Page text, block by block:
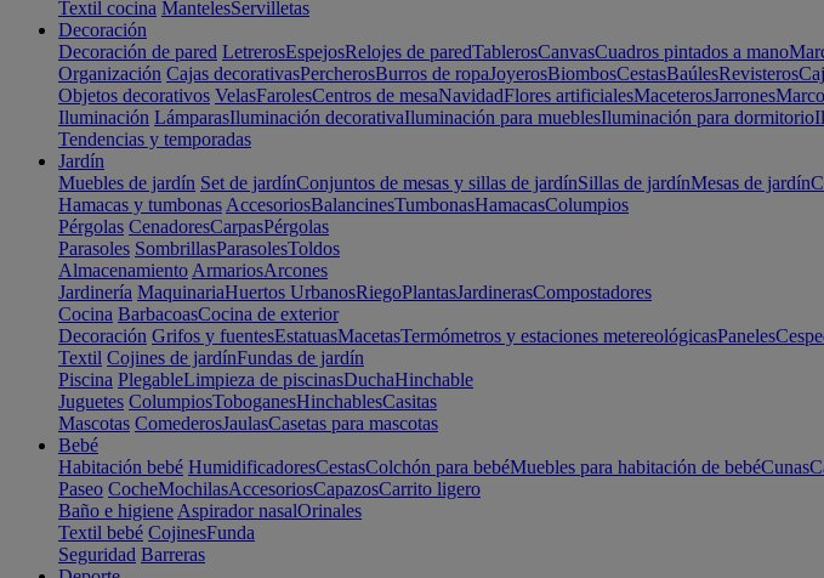
Textil cocina MantelesServilletas
Decoración
Decoración de pared LetrerosEspejosRelojes de paredTablerosCanvasCuadros pintados a mano
Organización Cajas decorativasPercherosBurros de ropaJoyerosBiombosCestasBaúlesRevisteros
Objetos decorativos VelasFarolesCentros de mesaNavidadFlores artificialesMaceterosJarrones
Iluminación LámparasIluminación decorativaIluminación para mueblesIluminación para dormitorio
Tendencias y temporadas
Jardín
Muebles de jardín Set de jardínConjuntos de mesas y sillas de jardínSillas de jardínMesas de jardín
Hamacas y tumbonas AccesoriosBalancinesTumbonasHamacasColumpios
Pérgolas CenadoresCarpasPérgolas
Parasoles SombrillasParasolesToldos
Almacenamiento ArmariosArcones
Jardinería MaquinariaHuertos UrbanosRiegoPlantasJardinerasCompostadores
Cocina BarbacoasCocina de exterior
Decoración Grifos y fuentesEstatuasMacetasTermómetros y estaciones metereológicasPaneles
Textil Cojines de jardínFundas de jardín
Piscina PlegableLimpieza de piscinasDuchaHinchable
Juguetes ColumpiosToboganesHinchablesCasitas
Mascotas ComederosJaulasCasetas para mascotas
Bebé
Habitación bebé HumidificadoresCestasColchón para bebéMuebles para habitación de bebéCunas
Paseo CocheMochilasAccesoriosCapazosCarrito ligero
Baño e higiene Aspirador nasalOrinales
Textil bebé CojinesFunda
Seguridad Barreras